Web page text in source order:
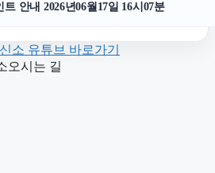
안내 2026년06월17일 16시07분
소 유튜브 바로가기